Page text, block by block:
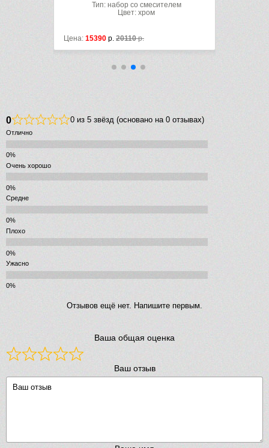
Тип: набор со смесителем
Цвет: хром
Цена: 15390 р. 20110р.
0 0 из 5 звёзд (основано на 0 отзывах)
Отлично
Очень хорошо
Средне
Плохо
Ужасно
Отзывов ещё нет. Напишите первым.
Ваша общая оценка
Ваш отзыв